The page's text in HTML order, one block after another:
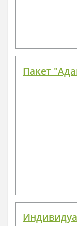
по viber,
Пакет